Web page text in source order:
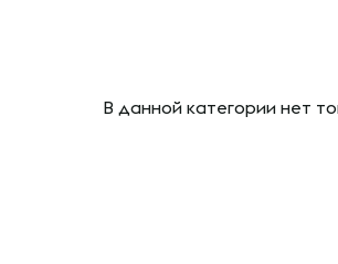
В данной категории нет